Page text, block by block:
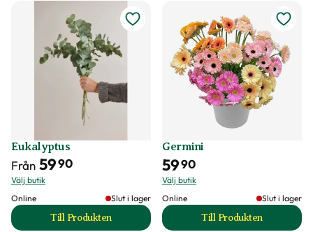
Eukalyptus
Från 5990
Välj butik
Online
Slut i lager
Till Produkten
till Eukalyptus produktsida
Germini
5990
Välj butik
Online
Slut i lager
Till Produkten
till Germini